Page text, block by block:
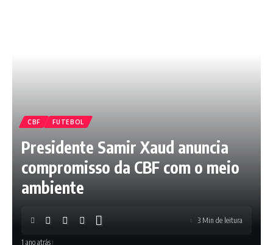
CBF FUTEBOL
Presidente Samir Xaud anuncia
compromisso da CBF com o meio
ambiente
1 ano atrás
3 Min de leitura